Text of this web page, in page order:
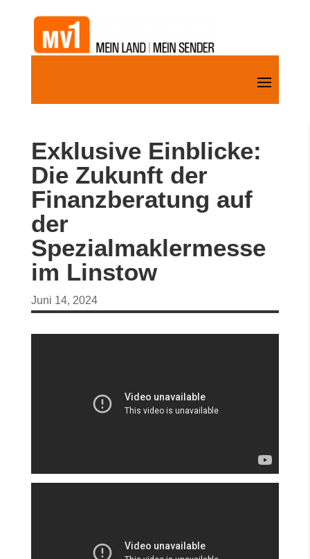
Exklusive Einblicke:
Die Zukunft der
Finanzberatung auf
der
Spezialmaklermesse
im Linstow
Juni 14, 2024